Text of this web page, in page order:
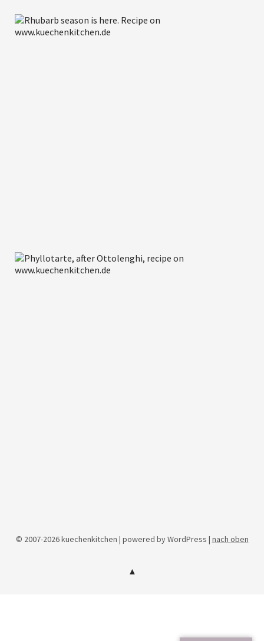
© 2007-2026 kuechenkitchen | powered by WordPress | nach oben